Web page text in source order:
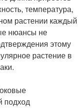
температура,
растении каждый
нюансы не
этому
растение в